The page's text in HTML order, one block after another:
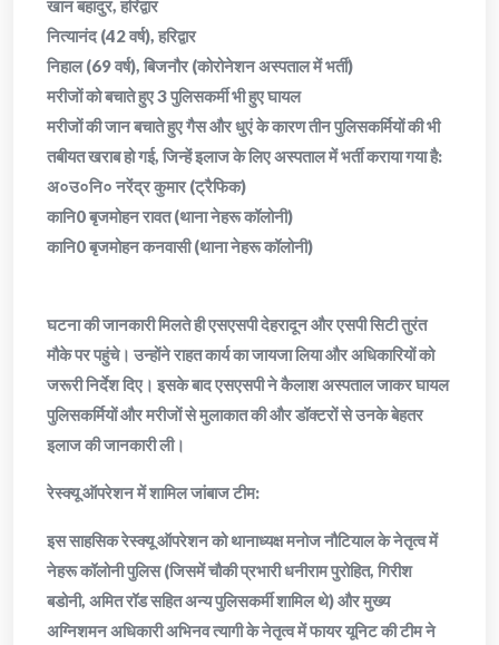
​खान बहादुर, हरिद्वार
​नित्यानंद (42 वर्ष), हरिद्वार
​निहाल (69 वर्ष), बिजनौर (कोरोनेशन अस्पताल में भर्ती)
​मरीजों को बचाते हुए 3 पुलिसकर्मी भी हुए घायल
​मरीजों की जान बचाते हुए गैस और धुएं के कारण तीन पुलिसकर्मियों की भी
तबीयत खराब हो गई, जिन्हें इलाज के लिए अस्पताल में भर्ती कराया गया है:
​अ०उ०नि० नरेंद्र कुमार (ट्रैफिक)
​कानि0 बृजमोहन रावत (थाना नेहरू कॉलोनी)
​कानि0 बृजमोहन कनवासी (थाना नेहरू कॉलोनी)
​घटना की जानकारी मिलते ही एसएसपी देहरादून और एसपी सिटी तुरंत
मौके पर पहुंचे। उन्होंने राहत कार्य का जायजा लिया और अधिकारियों को
जरूरी निर्देश दिए। इसके बाद एसएसपी ने कैलाश अस्पताल जाकर घायल
पुलिसकर्मियों और मरीजों से मुलाकात की और डॉक्टरों से उनके बेहतर
इलाज की जानकारी ली।
​रेस्क्यू ऑपरेशन में शामिल जांबाज टीम:
​इस साहसिक रेस्क्यू ऑपरेशन को थानाध्यक्ष मनोज नौटियाल के नेतृत्व में
नेहरू कॉलोनी पुलिस (जिसमें चौकी प्रभारी धनीराम पुरोहित, गिरीश
बडोनी, अमित रॉड सहित अन्य पुलिसकर्मी शामिल थे) और मुख्य
अग्निशमन अधिकारी अभिनव त्यागी के नेतृत्व में फायर यूनिट की टीम ने